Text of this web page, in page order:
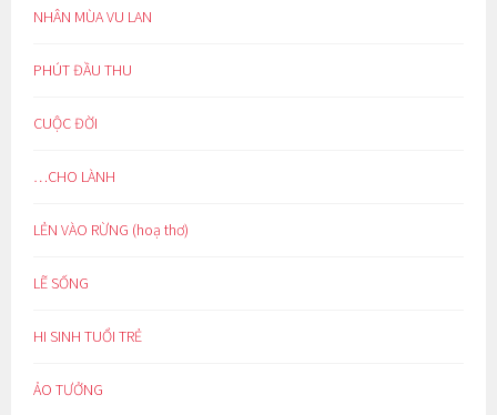
NHÂN MÙA VU LAN
PHÚT ĐẦU THU
CUỘC ĐỜI
…CHO LÀNH
LẺN VÀO RỪNG (hoạ thơ)
LẼ SỐNG
HI SINH TUỔI TRẺ
ẢO TƯỞNG